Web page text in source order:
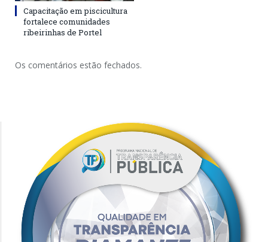
Capacitação em piscicultura
fortalece comunidades
ribeirinhas de Portel
Os comentários estão fechados.